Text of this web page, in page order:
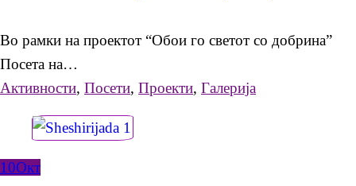
Во рамки на проектот “Обои го светот со добрина”
Посета на…
Активности, Посети, Проекти, Галерија
10Окт